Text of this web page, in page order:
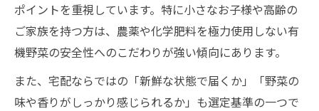
ポイントを重視しています。特に小さなお子様や高齢の
ご家族を持つ方は、農薬や化学肥料を極力使用しない有
機野菜の安全性へのこだわりが強い傾向にあります。
また、宅配ならではの「新鮮な状態で届くか」「野菜の
味や香りがしっかり感じられるか」も選定基準の一つで